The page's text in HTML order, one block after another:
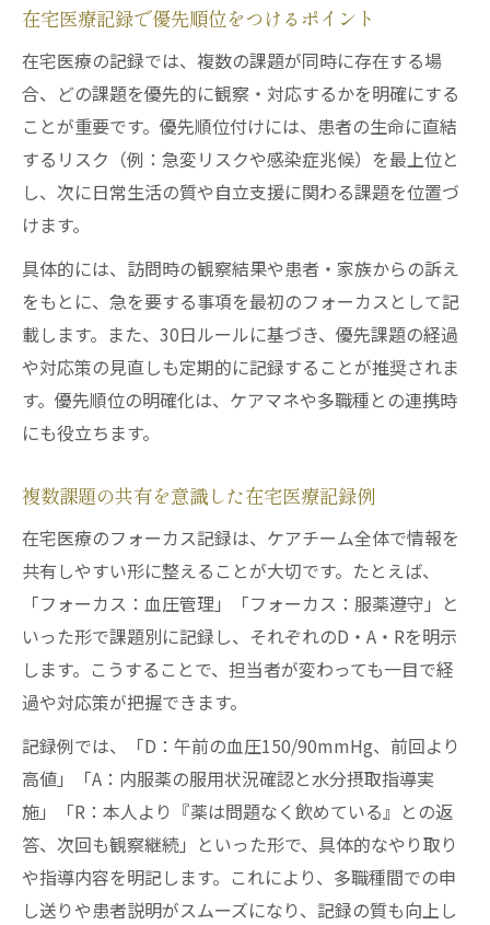
在宅医療記録で優先順位をつけるポイント
在宅医療の記録では、複数の課題が同時に存在する場
合、どの課題を優先的に観察・対応するかを明確にする
ことが重要です。優先順位付けには、患者の生命に直結
するリスク（例：急変リスクや感染症兆候）を最上位と
し、次に日常生活の質や自立支援に関わる課題を位置づ
けます。
具体的には、訪問時の観察結果や患者・家族からの訴え
をもとに、急を要する事項を最初のフォーカスとして記
載します。また、30日ルールに基づき、優先課題の経過
や対応策の見直しも定期的に記録することが推奨されま
す。優先順位の明確化は、ケアマネや多職種との連携時
にも役立ちます。
複数課題の共有を意識した在宅医療記録例
在宅医療のフォーカス記録は、ケアチーム全体で情報を
共有しやすい形に整えることが大切です。たとえば、
「フォーカス：血圧管理」「フォーカス：服薬遵守」と
いった形で課題別に記録し、それぞれのD・A・Rを明示
します。こうすることで、担当者が変わっても一目で経
過や対応策が把握できます。
記録例では、「D：午前の血圧150/90mmHg、前回より
高値」「A：内服薬の服用状況確認と水分摂取指導実
施」「R：本人より『薬は問題なく飲めている』との返
答、次回も観察継続」といった形で、具体的なやり取り
や指導内容を明記します。これにより、多職種間での申
し送りや患者説明がスムーズになり、記録の質も向上し